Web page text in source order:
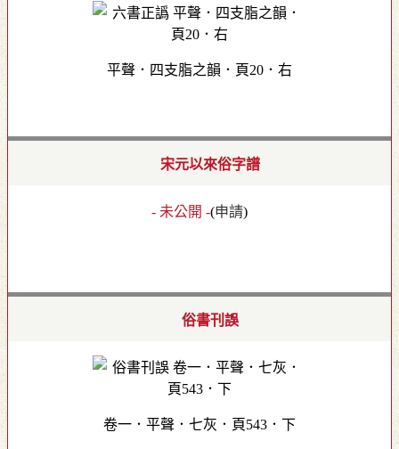
平聲．四支脂之韻．頁20．右
宋元以來俗字譜
- 未公開 -(申請)
俗書刊誤
卷一．平聲．七灰．頁543．下